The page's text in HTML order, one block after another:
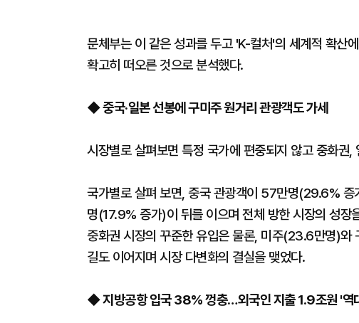
문체부는 이 같은 성과를 두고 'K-컬처'의 세계적 확산
확고히 떠오른 것으로 분석했다.
◆ 중국·일본 선봉에 구미주 원거리 관광객도 가세
시장별로 살펴보면 특정 국가에 편중되지 않고 중화권
국가별로 살펴 보면, 중국 관광객이 57만명(29.6%
명(17.9% 증가)이 뒤를 이으며 전체 방한 시장의 성
중화권 시장의 꾸준한 유입은 물론, 미주(23.6만명)
길도 이어지며 시장 다변화의 결실을 맺었다.
◆ 지방공항 입국 38% 껑충…외국인 지출 1.9조원 '역